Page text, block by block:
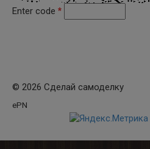
Enter code *
© 2026 Сделай самоделку
ePN